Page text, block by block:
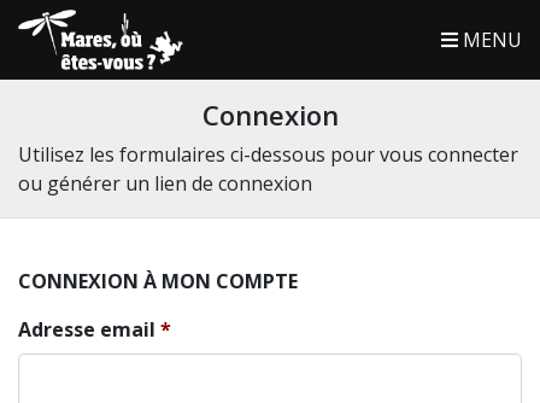
MENU
Connexion
Utilisez les formulaires ci-dessous pour vous connecter
ou générer un lien de connexion
CONNEXION À MON COMPTE
Adresse email